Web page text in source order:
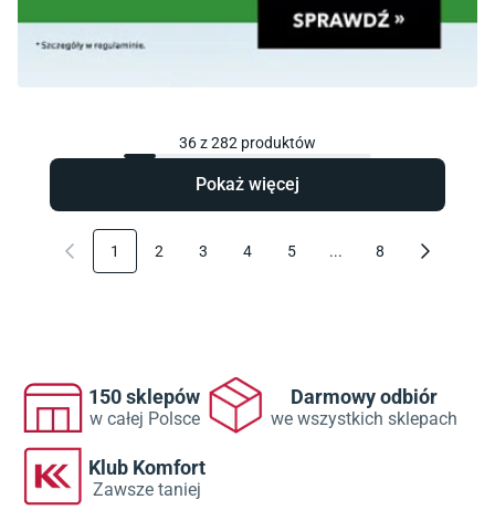
36z282 produktów
Pokaż więcej
1 2 3 4 5 ... 8
150 sklepów
w całej Polsce
Darmowy odbiór
we wszystkich sklepach
Klub Komfort
Zawsze taniej